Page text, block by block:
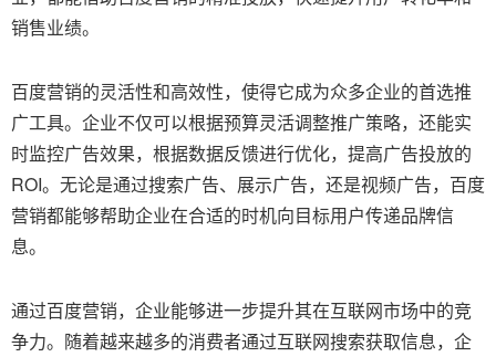
销售业绩。
百度营销的灵活性和高效性，使得它成为众多企业的首选推
广工具。企业不仅可以根据预算灵活调整推广策略，还能实
时监控广告效果，根据数据反馈进行优化，提高广告投放的
ROI。无论是通过搜索广告、展示广告，还是视频广告，百度
营销都能够帮助企业在合适的时机向目标用户传递品牌信
息。
通过百度营销，企业能够进一步提升其在互联网市场中的竞
争力。随着越来越多的消费者通过互联网搜索获取信息，企